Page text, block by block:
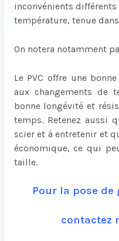
inconvénients différents
température, tenue
On notera notamment
Le PVC offre une
aux changements de
bonne longévité et
temps. Retenez aussi
scier et à entretenir et
économique, ce qui
taille.
Pour la pose
contactez